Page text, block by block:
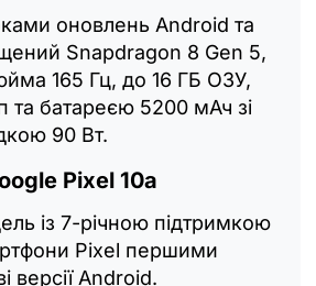
оновлень Android та
Snapdragon 8 Gen 5,
165 Гц, до 16 ГБ ОЗУ,
батареєю 5200 мАч зі
90 Вт.
Pixel 10a
із 7-річною підтримкою
Pixel першими
версії Android.